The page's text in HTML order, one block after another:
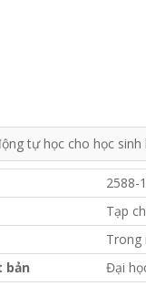
tự học cho học sinh
2588-
Tạp
Trong
bản
Đại